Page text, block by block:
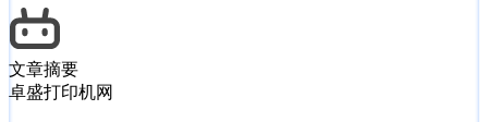
文章摘要
卓盛打印机网